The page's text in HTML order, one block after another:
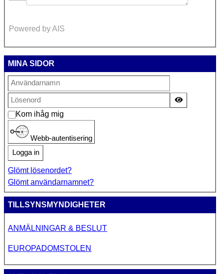
Powered by AIS
MINA SIDOR
Kom ihåg mig
Webb-autentisering
Logga in
Glömt lösenordet?
Glömt användarnamnet?
TILLSYNSMYNDIGHETER
ANMÄLNINGAR & BESLUT
EUROPADOMSTOLEN